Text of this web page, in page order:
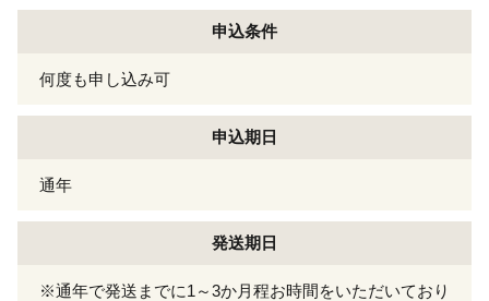
申込条件
何度も申し込み可
申込期日
通年
発送期日
※通年で発送までに1～3か月程お時間をいただいており